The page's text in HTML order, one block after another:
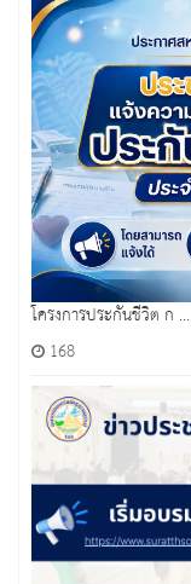
โครงการประกันชีวิต ก ...
168